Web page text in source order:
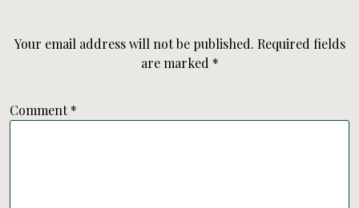
Your email address will not be published. Required fields
are marked *
Comment*